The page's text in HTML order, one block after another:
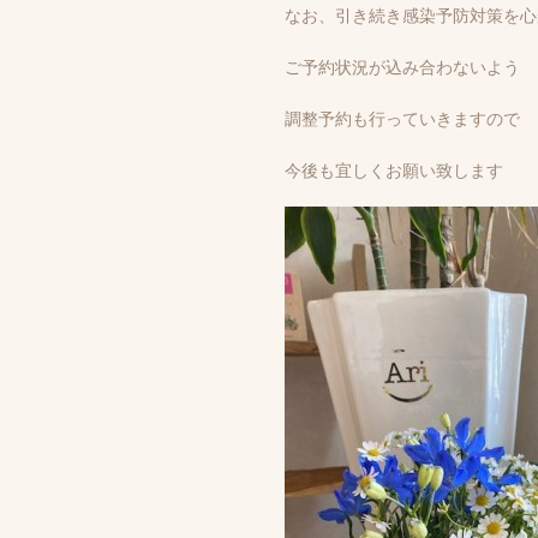
なお、引き続き感染予防対策を
ご予約状況が込み合わないよう
調整予約も行っていきますので
今後も宜しくお願い致します